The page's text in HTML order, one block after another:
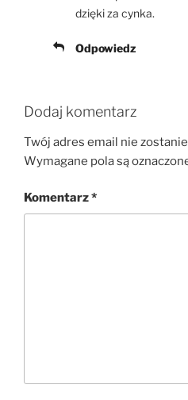
dzięki za cynka.
Odpowiedz
Dodaj komentarz
Twój adres email nie
Wymagane pola są
Komentarz*